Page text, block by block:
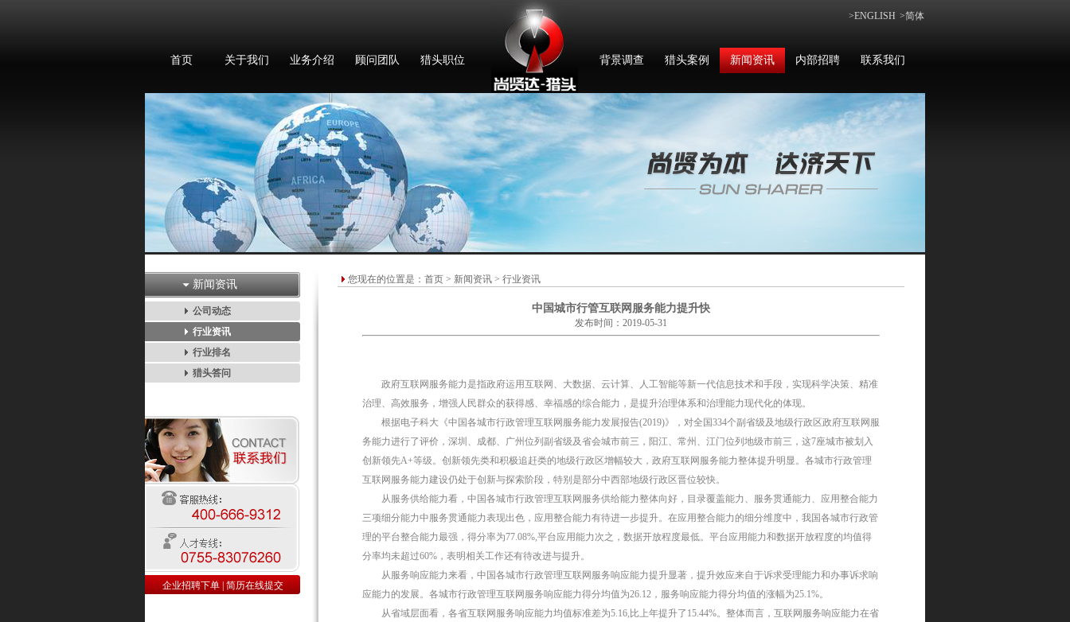
首页 关于我们 业务介绍 顾问团队 猎头职位 背景调查 猎头案例 新闻资讯 内部招聘 联系我们
>简体
>ENGLISH
新闻资讯
公司动态
行业资讯
行业排名
猎头答问
企业招聘下单 简历在线提交
您现在的位置是： 首页 > 新闻资讯 > 行业资讯
中国城市行管互联网服务能力提升快
发布时间：2019-05-31
政府互联网服务能力是指政府运用互联网、大数据、云计算、人工智能等新一代信息技术和手段，实现科学决策、精准
治理、高效服务，增强人民群众的获得感、幸福感的综合能力，是提升治理体系和治理能力现代化的体现。
根据电子科大《中国各城市行政管理互联网服务能力发展报告(2019)》，对全国334个副省级及地级行政区政府互联网服
务能力进行了评价，深圳、成都、广州位列副省级及省会城市前三，阳江、常州、江门位列地级市前三，这7座城市被划入
创新领先A+等级。创新领先类和积极追赶类的地级行政区增幅较大，政府互联网服务能力整体提升明显。各城市行政管理
互联网服务能力建设仍处于创新与探索阶段，特别是部分中西部地级行政区晋位较快。
从服务供给能力看，中国各城市行政管理互联网服务供给能力整体向好，目录覆盖能力、服务贯通能力、应用整合能力
三项细分能力中服务贯通能力表现出色，应用整合能力有待进一步提升。在应用整合能力的细分维度中，我国各城市行政管
理的平台整合能力最强，得分率为77.08%,平台应用能力次之，数据开放程度最低。平台应用能力和数据开放程度的均值得
分率均未超过60% ，表明相关工作还有待改进与提升。
从服务响应能力来看，中国各城市行政管理互联网服务响应能力提升显著，提升效应来自于诉求受理能力和办事诉求响
应能力的发展。各城市行政管理互联网服务响应能力得分均值为26.12 ，服务响应能力得分均值的涨幅为25.1%。
从省域层面看，各省互联网服务响应能力均值标准差为5.16, 比上年提升了 15.44%。整体而言，互联网服务响应能力在省